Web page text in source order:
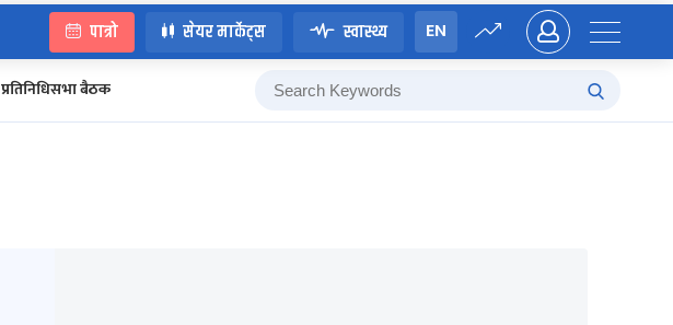
पात्रो सेयर मार्केट्स स्वास्थ्य EN
प्रतिनिधिसभा बैठक